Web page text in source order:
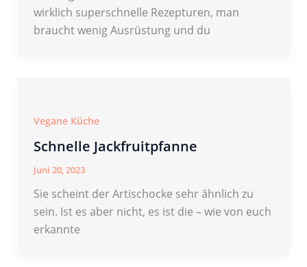
wirklich superschnelle Rezepturen, man
braucht wenig Ausrüstung und du
Vegane Küche
Schnelle Jackfruitpfanne
Juni 20, 2023
Sie scheint der Artischocke sehr ähnlich zu
sein. Ist es aber nicht, es ist die – wie von euch
erkannte